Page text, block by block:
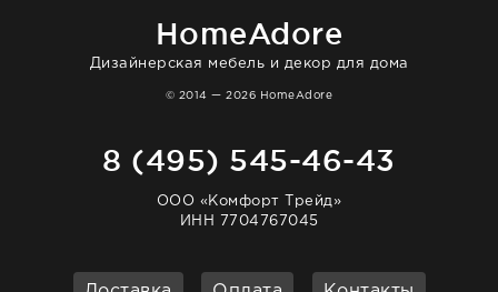
HomeAdore
Дизайнерская мебель и декор для дома
© 2014 — 2026 HomeAdore
8 (495) 545-46-43
ООО «Комфорт Трейд»
ИНН 7704767045